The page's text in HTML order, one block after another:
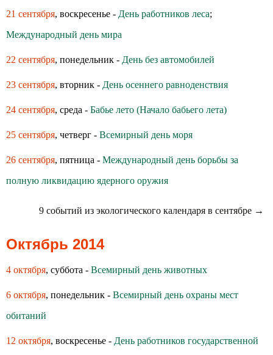
21 сентября, воскресенье - День работников леса;
Международный день мира
22 сентября, понедельник - День без автомобилей
23 сентября, вторник - День осеннего равноденствия
24 сентября, среда - Бабье лето (Начало бабьего лета)
25 сентября, четверг - Всемирный день моря
26 сентября, пятница - Международный день борьбы за
полную ликвидацию ядерного оружия
9 событий из экологического календаря в сентябре →
Октябрь 2014
4 октября, суббота - Всемирный день животных
6 октября, понедельник - Всемирный день охраны мест
обитаний
12 октября, воскресенье - День работников государственной